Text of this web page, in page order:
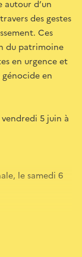
autour d’un
des gestes
Ces
du patrimoine
en urgence et
en
5 juin à
le samedi 6
et
d’un